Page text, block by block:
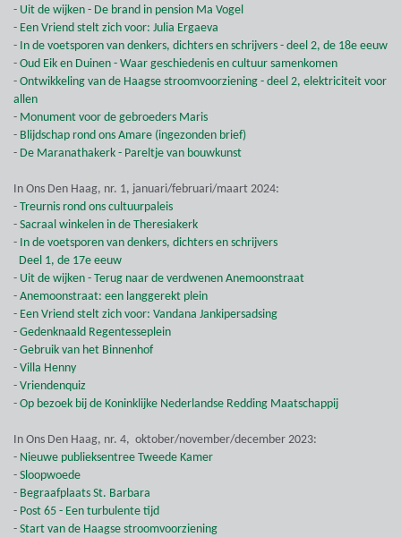
- Uit de wijken - De brand in pension Ma Vogel
- Een Vriend stelt zich voor: Julia Ergaeva
- In de voetsporen van denkers, dichters en schrijvers - deel 2, de 18e eeuw
- Oud Eik en Duinen - Waar geschiedenis en cultuur samenkomen
- Ontwikkeling van de Haagse stroomvoorziening - deel 2, elektriciteit voor
allen
- Monument voor de gebroeders Maris
- Blijdschap rond ons Amare (ingezonden brief)
- De Maranathakerk - Pareltje van bouwkunst
In Ons Den Haag, nr. 1, januari/februari/maart 2024:
- Treurnis rond ons cultuurpaleis
- Sacraal winkelen in de Theresiakerk
- In de voetsporen van denkers, dichters en schrijvers
Deel 1, de 17e eeuw
- Uit de wijken - Terug naar de verdwenen Anemoonstraat
- Anemoonstraat: een langgerekt plein
- Een Vriend stelt zich voor: Vandana Jankipersadsing
- Gedenknaald Regentesseplein
- Gebruik van het Binnenhof
- Villa Henny
- Vriendenquiz
- Op bezoek bij de Koninklijke Nederlandse Redding Maatschappij
In Ons Den Haag, nr. 4, oktober/november/december 2023:
- Nieuwe publieksentree Tweede Kamer
- Sloopwoede
- Begraafplaats St. Barbara
- Post 65 - Een turbulente tijd
- Start van de Haagse stroomvoorziening